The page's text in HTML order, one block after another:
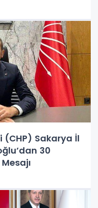
(CHP) Sakarya İl
30